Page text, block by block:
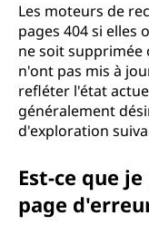
Les moteurs de
pages 404 si elles
ne soit supprimée
n'ont pas mis à
refléter l'état
généralement
d'exploration
Est-ce que
page